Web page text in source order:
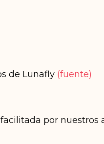
de Lunafly (fuente)
por nuestros